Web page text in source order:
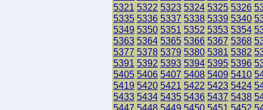
5321 5322 5323 5324 5325 5326
5335 5336 5337 5338 5339 5340
5349 5350 5351 5352 5353 5354
5363 5364 5365 5366 5367 5368
5377 5378 5379 5380 5381 5382
5391 5392 5393 5394 5395 5396
5405 5406 5407 5408 5409 5410
5419 5420 5421 5422 5423 5424
5433 5434 5435 5436 5437 5438
5447 5448 5449 5450 5451 5452